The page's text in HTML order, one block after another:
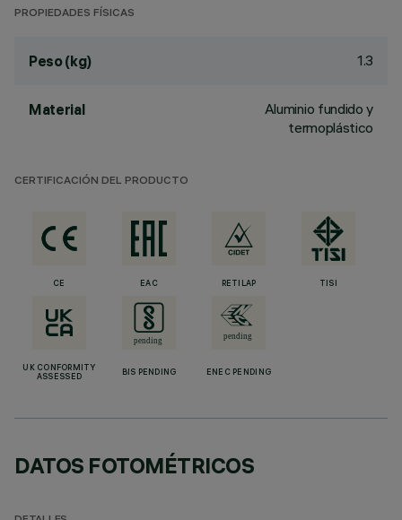
PROPIEDADES FÍSICAS
Peso (kg) 1.3
Material
Aluminio fundido y
termoplástico
CERTIFICACIÓN DEL PRODUCTO
CE EAC RETILAP TISI
UK CONFORMITY
ASSESSED
BIS PENDING ENEC PENDING
DATOS FOTOMÉTRICOS